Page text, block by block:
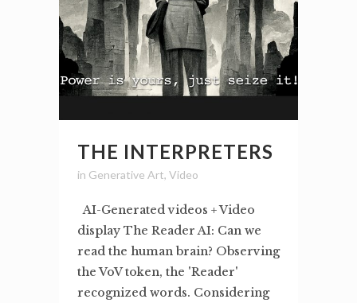
THE INTERPRETERS
in Generative Art, Video
AI-Generated videos + Video
display The Reader AI: Can we
read the human brain? Observing
the VoV token, the 'Reader'
recognized words. Considering